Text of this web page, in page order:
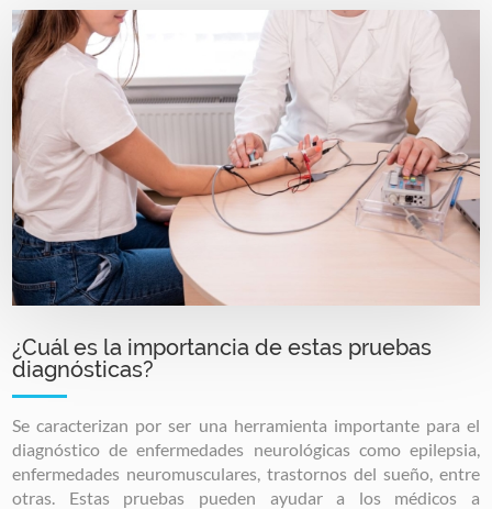
Image
¿Cuál es la importancia de estas pruebas
diagnósticas?
Se caracterizan por ser una herramienta importante para el
diagnóstico de enfermedades neurológicas como epilepsia,
enfermedades neuromusculares, trastornos del sueño, entre
otras. Estas pruebas pueden ayudar a los médicos a